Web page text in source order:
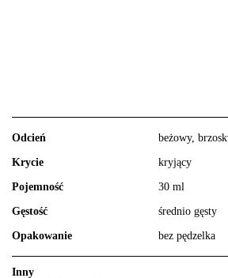
Odcień beżowy,
Krycie kryjący
Pojemność 30 ml
Gęstość średnio gęsty
Opakowanie bez pędzelka
Inny